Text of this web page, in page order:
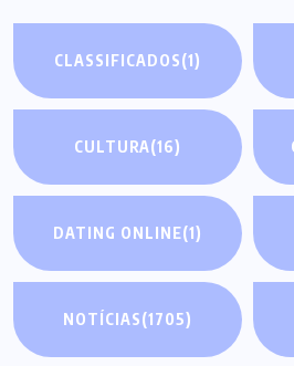
CLASSIFICADOS(1)
CULTURA(16)
DATING ONLINE(1)
NOTÍCIAS(1705)